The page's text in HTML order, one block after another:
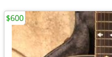
$600